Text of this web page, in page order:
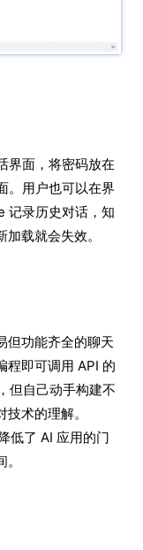
界面，将密码放在
。用户也可以在界
记录历史对话，知
载就会失效。
但功能齐全的聊天
程即可调用 API 的
但自己动手构建不
术的理解。
低了 AI 应用的门